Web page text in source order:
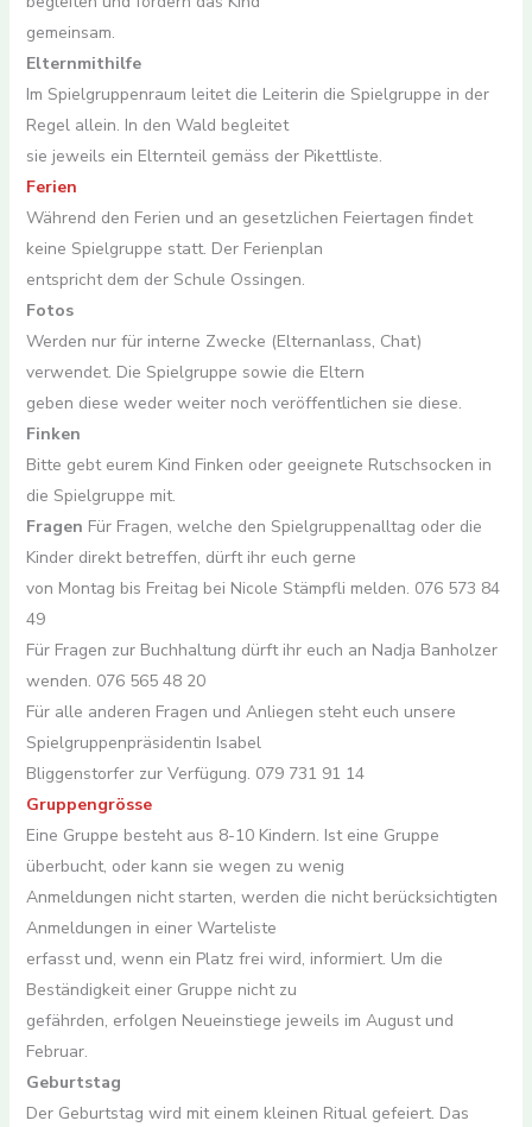
gemeinsam.
Elternmithilfe
Im Spielgruppenraum leitet die Leiterin die Spielgruppe in der
Regel allein. In den Wald begleitet
sie jeweils ein Elternteil gemäss der Pikettliste.
Ferien
Während den Ferien und an gesetzlichen Feiertagen findet
keine Spielgruppe statt. Der Ferienplan
entspricht dem der Schule Ossingen.
Fotos
Werden nur für interne Zwecke (Elternanlass, Chat)
verwendet. Die Spielgruppe sowie die Eltern
geben diese weder weiter noch veröffentlichen sie diese.
Finken
Bitte gebt eurem Kind Finken oder geeignete Rutschsocken in
die Spielgruppe mit.
Fragen Für Fragen, welche den Spielgruppenalltag oder die
Kinder direkt betreffen, dürft ihr euch gerne
von Montag bis Freitag bei Nicole Stämpfli melden. 076 573 84
49
Für Fragen zur Buchhaltung dürft ihr euch an Nadja Banholzer
wenden. 076 565 48 20
Für alle anderen Fragen und Anliegen steht euch unsere
Spielgruppenpräsidentin Isabel
Bliggenstorfer zur Verfügung. 079 731 91 14
Gruppengrösse
Eine Gruppe besteht aus 8-10 Kindern. Ist eine Gruppe
überbucht, oder kann sie wegen zu wenig
Anmeldungen nicht starten, werden die nicht berücksichtigten
Anmeldungen in einer Warteliste
erfasst und, wenn ein Platz frei wird, informiert. Um die
Beständigkeit einer Gruppe nicht zu
gefährden, erfolgen Neueinstiege jeweils im August und
Februar.
Geburtstag
Der Geburtstag wird mit einem kleinen Ritual gefeiert. Das